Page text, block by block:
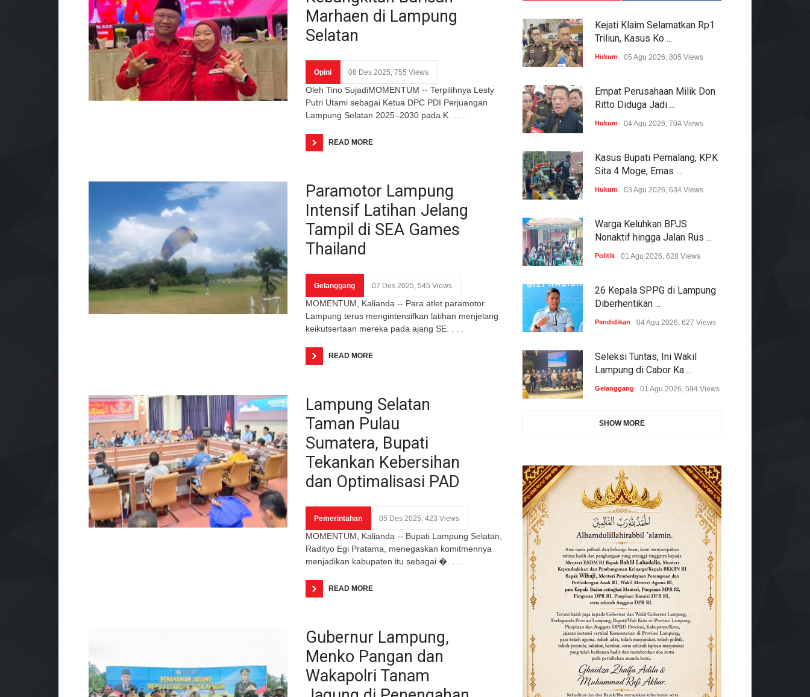
Marhaen di Lampung
Selatan
Opini 08 Des 2025, 755 Views
Oleh Tino SujadiMOMENTUM -- Terpilihnya Lesty
Putri Utami sebagai Ketua DPC PDI Perjuangan
Lampung Selatan 2025–2030 pada K. . . .
READ MORE
Paramotor Lampung
Intensif Latihan Jelang
Tampil di SEA Games
Thailand
Gelanggang 07 Des 2025, 545 Views
MOMENTUM, Kalianda -- Para atlet paramotor
Lampung terus mengintensifkan latihan menjelang
keikutsertaan mereka pada ajang SE. . . .
READ MORE
Lampung Selatan
Taman Pulau
Sumatera, Bupati
Tekankan Kebersihan
dan Optimalisasi PAD
Pemerintahan 05 Des 2025, 423 Views
MOMENTUM, Kalianda -- Bupati Lampung Selatan,
Radityo Egi Pratama, menegaskan komitmennya
menjadikan kabupaten itu sebagai �. . . .
READ MORE
Gubernur Lampung,
Menko Pangan dan
Wakapolri Tanam
Kejati Klaim Selamatkan Rp1
Triliun, Kasus Ko ...
Hukum 05 Agu 2026, 805 Views
Empat Perusahaan Milik Don
Ritto Diduga Jadi ...
Hukum 04 Agu 2026, 704 Views
Kasus Bupati Pemalang, KPK
Sita 4 Moge, Emas ...
Hukum 03 Agu 2026, 634 Views
Warga Keluhkan BPJS
Nonaktif hingga Jalan Rus ...
Politik 01 Agu 2026, 628 Views
26 Kepala SPPG di Lampung
Diberhentikan ...
Pendidikan 04 Agu 2026, 627 Views
Seleksi Tuntas, Ini Wakil
Lampung di Cabor Ka ...
Gelanggang 01 Agu 2026, 594 Views
SHOW MORE